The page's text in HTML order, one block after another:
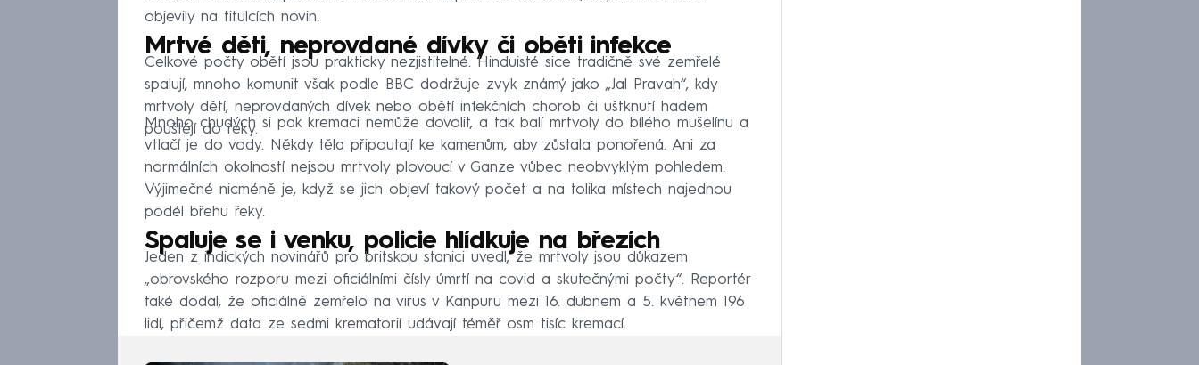
objevily na titulcích novin.
Mrtvé děti, neprovdané dívky či oběti infekce
Celkové počty obětí jsou prakticky nezjistitelné. Hinduisté sice tradičně své zemřelé
spalují, mnoho komunit však podle BBC dodržuje zvyk známý jako „Jal Pravah“, kdy
mrtvoly dětí, neprovdaných dívek nebo obětí infekčních chorob či uštknutí hadem
pouštějí do řeky.
Mnoho chudých si pak kremaci nemůže dovolit, a tak balí mrtvoly do bílého mušelínu a
vtlačí je do vody. Někdy těla připoutají ke kamenům, aby zůstala ponořená. Ani za
normálních okolností nejsou mrtvoly plovoucí v Ganze vůbec neobvyklým pohledem.
Výjimečné nicméně je, když se jich objeví takový počet a na tolika místech najednou
podél břehu řeky.
Spaluje se i venku, policie hlídkuje na březích
Jeden z indických novinářů pro britskou stanici uvedl, že mrtvoly jsou důkazem
„obrovského rozporu mezi oficiálními čísly úmrtí na covid a skutečnými počty“. Reportér
také dodal, že oficiálně zemřelo na virus v Kanpuru mezi 16. dubnem a 5. květnem 196
lidí, přičemž data ze sedmi krematorií udávají téměř osm tisíc kremací.